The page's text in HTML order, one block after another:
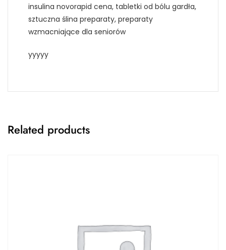
insulina novorapid cena, tabletki od bólu gardła,
sztuczna ślina preparaty, preparaty
wzmacniające dla seniorów
yyyyy
Related products